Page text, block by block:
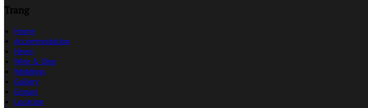
Trang
Home
Accommodation
News
Wine & Dine
Weddings
Gallery
Groups
Location